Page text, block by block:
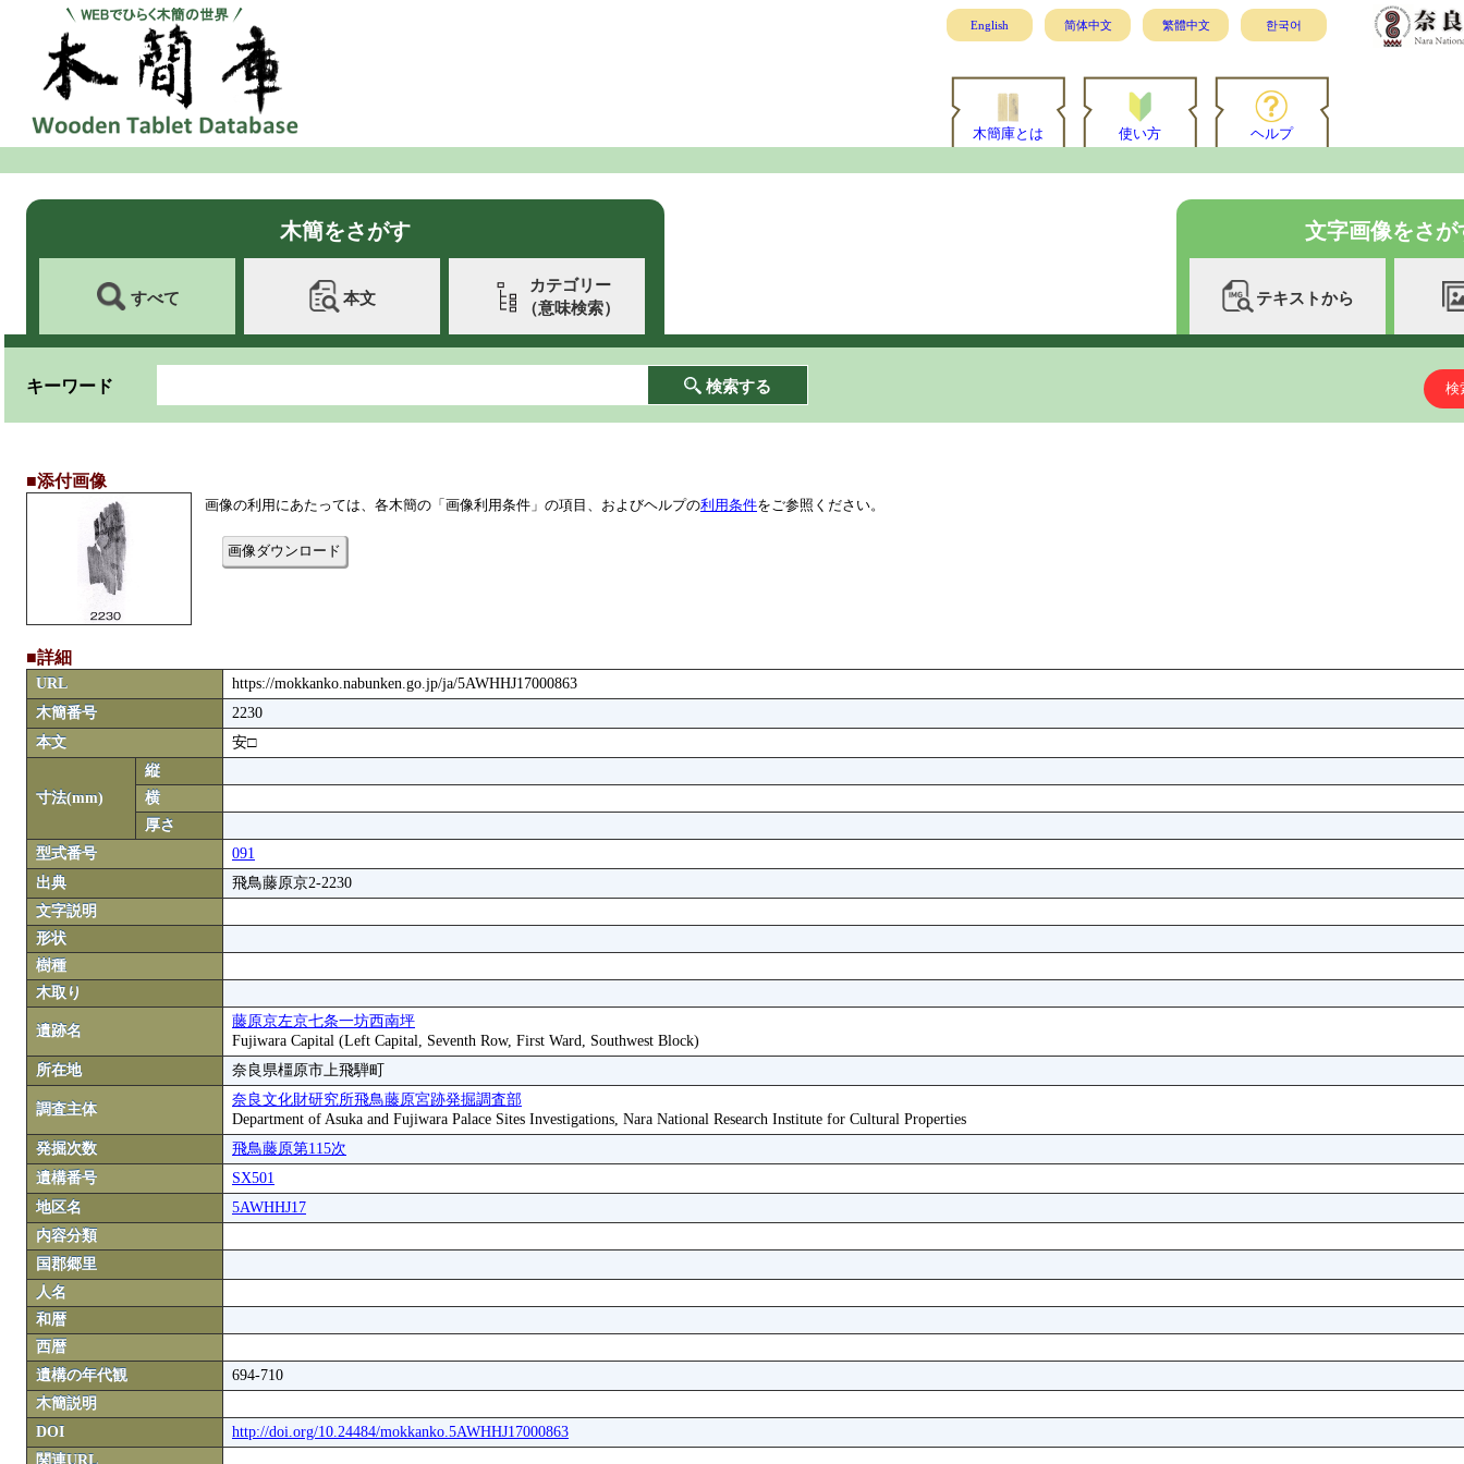
English 简体中文 繁體中文 한국어
木簡庫とは 使い方 ヘルプ
木簡をさがす
すべて 本文
カテゴリー
（意味検索）
文字画像をさが
テキストから
キーワード 検索する 検
■添付画像
画像の利用にあたっては、各木簡の「画像利用条件」の項目、およびヘルプの利用条件をご参照ください。
画像ダウンロード
■詳細
URL
https://mokkanko.nabunken.go.jp/ja/5AWHHJ17000863
木簡番号
2230
本文
安□
寸法(mm)
縦
横
厚さ
型式番号
091
出典
飛鳥藤原京2-2230
文字説明
形状
樹種
木取り
遺跡名
藤原京左京七条一坊西南坪
Fujiwara Capital (Left Capital, Seventh Row, First Ward, Southwest Block)
所在地
奈良県橿原市上飛騨町
調査主体
奈良文化財研究所飛鳥藤原宮跡発掘調査部
Department of Asuka and Fujiwara Palace Sites Investigations, Nara National Research Institute for Cultural Properties
発掘次数
飛鳥藤原第115次
遺構番号
SX501
地区名
5AWHHJ17
内容分類
国郡郷里
人名
和暦
西暦
遺構の年代観
694-710
木簡説明
DOI
http://doi.org/10.24484/mokkanko.5AWHHJ17000863
関連URL